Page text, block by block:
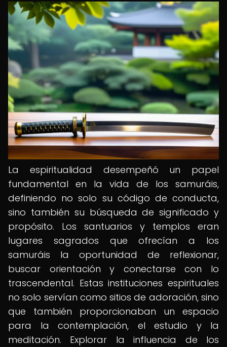
La espiritualidad desempeñó un papel
fundamental en la vida de los samuráis,
definiendo no solo su código de conducta,
sino también su búsqueda de significado y
propósito. Los santuarios y templos eran
lugares sagrados que ofrecían a los
samuráis la oportunidad de reflexionar,
buscar orientación y conectarse con lo
trascendental. Estas instituciones espirituales
no solo servían como sitios de adoración, sino
que también proporcionaban un espacio
para la contemplación, el estudio y la
meditación. Explorar la influencia de los